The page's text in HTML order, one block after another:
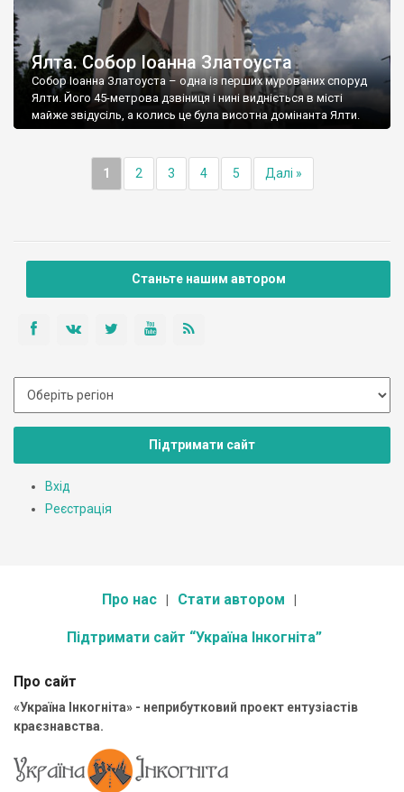
Ялта. Собор Іоанна Златоуста
Собор Іоанна Златоуста – одна із перших мурованих споруд
Ялти. Його 45-метрова дзвіниця і нині видніється в місті
майже звідусіль, а колись це була висотна домінанта Ялти.
1 2 3 4 5 Далі »
Станьте нашим автором
Підтримати сайт
Вхід
Реєстрація
Про нас Стати автором
Підтримати сайт “Україна Інкогніта”
Про сайт
«Україна Інкогніта» - неприбутковий проект ентузіастів
краєзнавства.